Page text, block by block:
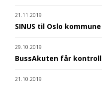
21.11.2019
SINUS til Oslo kommune
29.10.2019
BussAkuten får kontroll
21.10.2019